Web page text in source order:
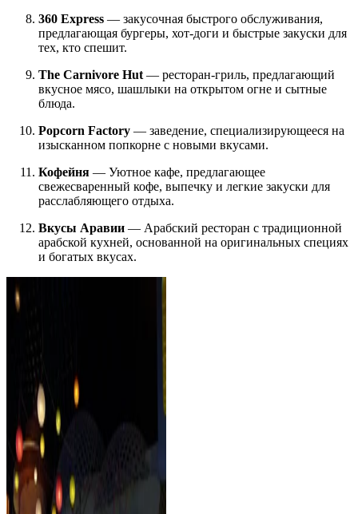
360 Express — закусочная быстрого обслуживания,
предлагающая бургеры, хот-доги и быстрые закуски для
тех, кто спешит.
The Carnivore Hut — ресторан-гриль, предлагающий
вкусное мясо, шашлыки на открытом огне и сытные
блюда.
Popcorn Factory — заведение, специализирующееся на
изысканном попкорне с новыми вкусами.
Кофейня — Уютное кафе, предлагающее
свежесваренный кофе, выпечку и легкие закуски для
расслабляющего отдыха.
Вкусы Аравии — Арабский ресторан с традиционной
арабской кухней, основанной на оригинальных специях
и богатых вкусах.